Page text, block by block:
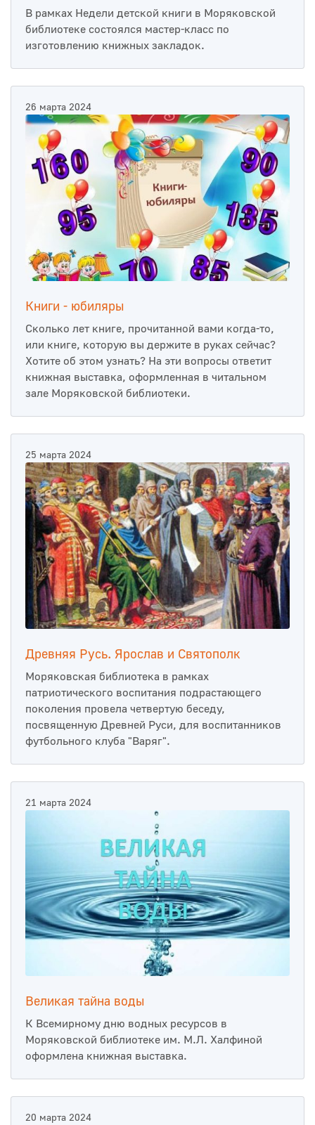
В рамках Недели детской книги в Моряковской
библиотеке состоялся мастер-класс по
изготовлению книжных закладок.
26 марта 2024
Книги - юбиляры
Сколько лет книге, прочитанной вами когда-то,
или книге, которую вы держите в руках сейчас?
Хотите об этом узнать? На эти вопросы ответит
книжная выставка, оформленная в читальном
зале Моряковской библиотеки.
25 марта 2024
Древняя Русь. Ярослав и Святополк
Моряковская библиотека в рамках
патриотического воспитания подрастающего
поколения провела четвертую беседу,
посвященную Древней Руси, для воспитанников
футбольного клуба "Варяг".
21 марта 2024
Великая тайна воды
К Всемирному дню водных ресурсов в
Моряковской библиотеке им. М.Л. Халфиной
оформлена книжная выставка.
20 марта 2024